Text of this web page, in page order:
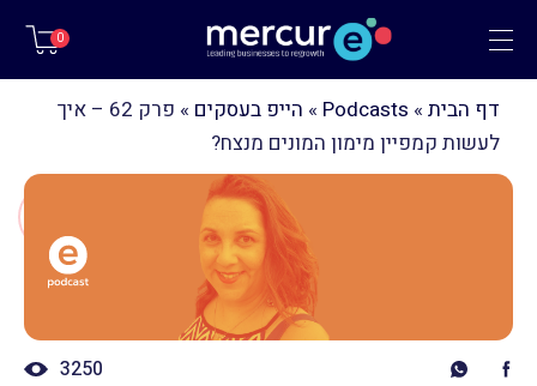
תפריט 0
דף הבית »
Podcasts
» הייפ בעסקים »
פרק 62 – איך
לעשות קמפיין מימון המונים מנצח?
3250